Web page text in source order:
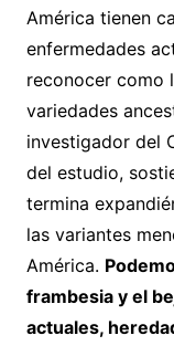
América tienen
enfermedades
reconocer como
variedades
investigador del
del estudio,
termina
las variantes
América.
frambesia y el
actuales,